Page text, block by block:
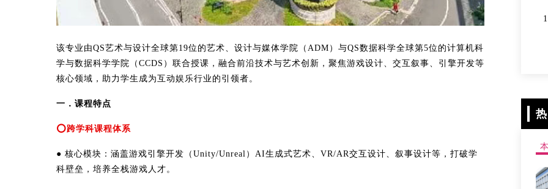
该专业由QS艺术与设计全球第19位的艺术、设计与媒体学院（ADM）与QS数据科学全球第5位的计算机科
学与数据科学学院（CCDS）联合授课，融合前沿技术与艺术创新，聚焦游戏设计、交互叙事、引擎开发等
核心领域，助力学生成为互动娱乐行业的引领者。
一．课程特点
⭕跨学科课程体系
● 核心模块：涵盖游戏引擎开发（Unity/Unreal）AI生成式艺术、VR/AR交互设计、叙事设计等，打破学
科壁垒，培养全栈游戏人才。